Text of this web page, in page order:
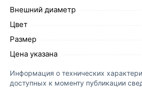
Внешний диаметр
Цвет
Размер
Цена указана
Информация о технических
доступных к моменту публикации